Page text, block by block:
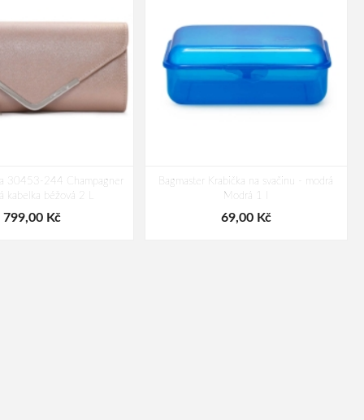
30453-244 Champagner
kabelka béžová 2 L
799,00 Kč
Bagmaster Krabička na svačinu - modrá
Modrá 1 l
69,00 Kč